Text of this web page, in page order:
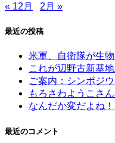
« 12月
2月 »
最近の投稿
米軍、自衛隊が生
これが辺野古新基
ご案内：シンポジ
もろさわようこさ
なんだか変だよね
最近のコメント